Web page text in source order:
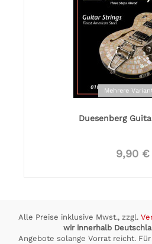
Mehrere
Duesenberg
9,90 €
Alle Preise inklusive Mwst., zzgl.
wir innerhalb
Angebote solange Vorrat reicht.